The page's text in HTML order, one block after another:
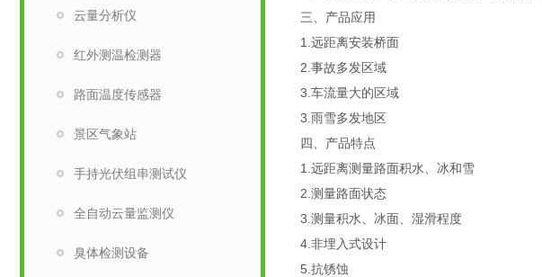
云量分析仪
红外测温检测器
路面温度传感器
景区气象站
手持光伏组串测试仪
全自动云量监测仪
臭体检测设备
三、产品应用
1.远距离安装桥面
2.事故多发区域
3.车流量大的区域
3.雨雪多发地区
四、产品特点
1.远距离测量路面积水、冰和雪
2.测量路面状态
3.测量积水、冰面、湿滑程度
4.非埋入式设计
5.抗锈蚀